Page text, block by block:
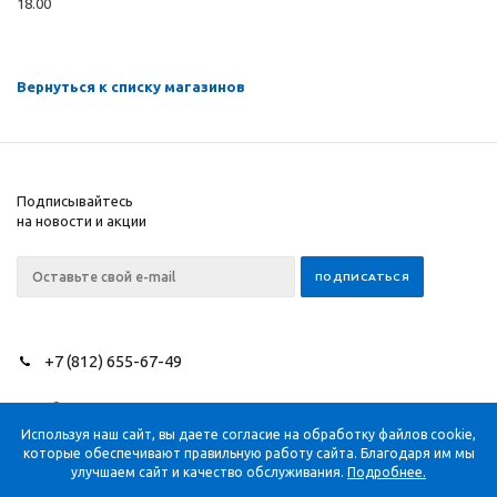
18.00
Вернуться к списку магазинов
Подписывайтесь
на новости и акции
+7 (812) 655-67-49
2026 © NEEDLES SINCE
1851
Помощь
Информация
Используя наш сайт, вы даете согласие на обработку файлов cookie,
которые обеспечивают правильную работу сайта. Благодаря им мы
улучшаем сайт и качество обслуживания. Подробнее.